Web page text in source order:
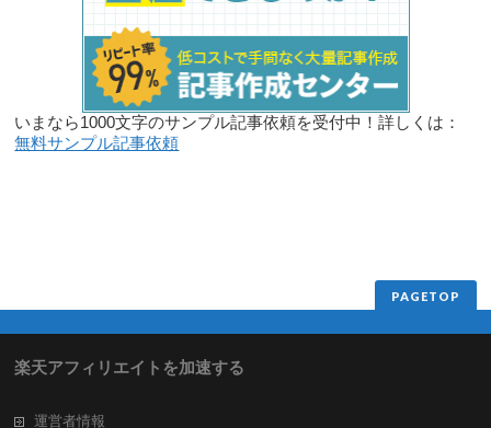
いまなら1000文字のサンプル記事依頼を受付中！詳しくは：
無料サンプル記事依頼
PAGETOP
楽天アフィリエイトを加速する
運営者情報